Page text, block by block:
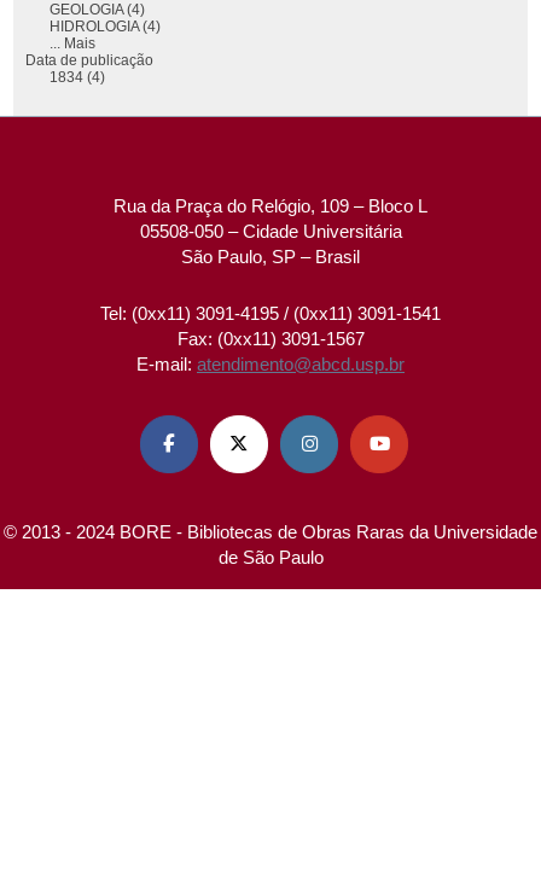
GEOLOGIA (4)
HIDROLOGIA (4)
... Mais
Data de publicação
1834 (4)
Rua da Praça do Relógio, 109 – Bloco L
05508-050 – Cidade Universitária
São Paulo, SP – Brasil
Tel: (0xx11) 3091-4195 / (0xx11) 3091-1541
Fax: (0xx11) 3091-1567
E-mail: atendimento@abcd.usp.br
   
© 2013 - 2024 BORE - Bibliotecas de Obras Raras da Universidade
de São Paulo